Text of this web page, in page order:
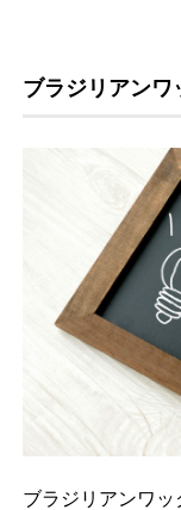
ブラジリアンワ
ブラジリアンワ